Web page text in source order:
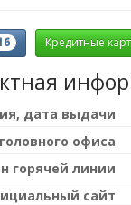
Кредитные
дата выдачи
офиса
горячей линии
сайт